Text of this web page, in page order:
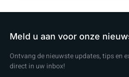
Meld u aan voor onze
Ontvang de nieuwste updates, tips en
direct in uw inbox!